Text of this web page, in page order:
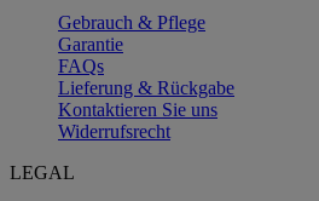
Gebrauch & Pflege
Garantie
FAQs
Lieferung & Rückgabe
Kontaktieren Sie uns
Widerrufsrecht
LEGAL